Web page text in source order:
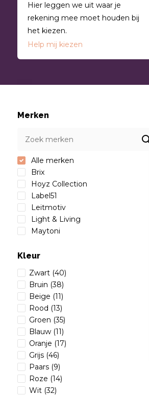
Hier leggen we uit waar je
rekening mee moet houden bij
het kiezen.
Help mij kiezen
Merken
Alle merken
Brix
Hoyz Collection
Label51
Leitmotiv
Light & Living
Maytoni
Kleur
Zwart (40)
Bruin (38)
Beige (11)
Rood (13)
Groen (35)
Blauw (11)
Oranje (17)
Grijs (46)
Paars (9)
Roze (14)
Wit (32)